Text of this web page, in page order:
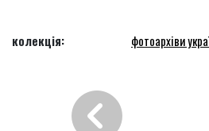
колекція: фотоархіви